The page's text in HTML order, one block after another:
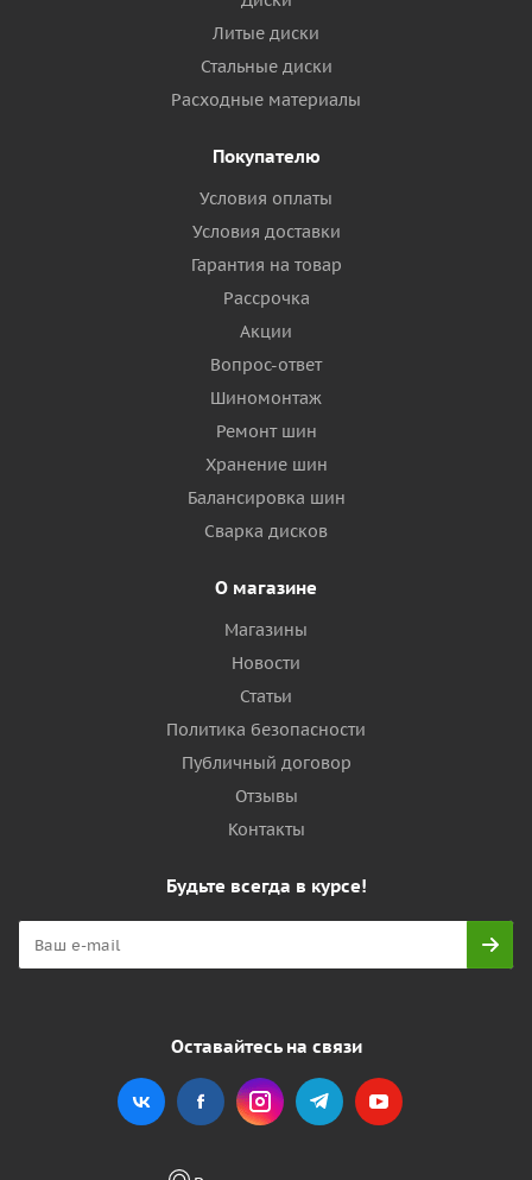
Литые диски
Стальные диски
Расходные материалы
Покупателю
Условия оплаты
Условия доставки
Гарантия на товар
Рассрочка
Акции
Вопрос-ответ
Шиномонтаж
Ремонт шин
Хранение шин
Балансировка шин
Сварка дисков
О магазине
Магазины
Новости
Статьи
Политика безопасности
Публичный договор
Отзывы
Контакты
Будьте всегда в курсе!
Оставайтесь на связи